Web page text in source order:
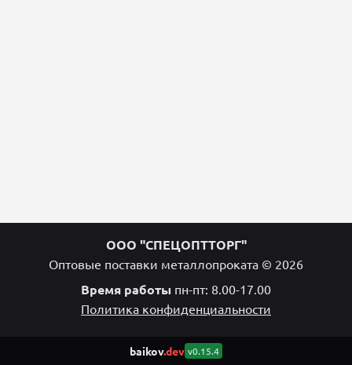
ООО "СПЕЦОПТТОРГ"
Оптовые поставки металлопроката © 2026
Время работы пн-пт: 8.00-17.00
Политика конфиденциальности
baikov.dev v0.15.4